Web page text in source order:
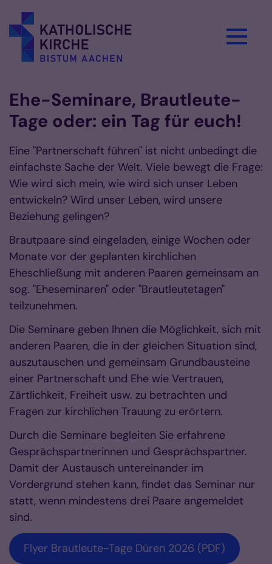
Ehe-Seminare, Brautleute-
Tage oder: ein Tag für euch!
Eine "Partnerschaft führen" ist nicht unbedingt die
einfachste Sache der Welt. Viele bewegt die Frage:
Wie wird sich mein, wie wird sich unser Leben
entwickeln? Wird unser Leben, wird unsere
Beziehung gelingen?
Brautpaare sind eingeladen, einige Wochen oder
Monate vor der geplanten kirchlichen
Eheschließung mit anderen Paaren gemeinsam an
sog. "Eheseminaren" oder "Brautleutetagen"
teilzunehmen.
Die Seminare geben Ihnen die Möglichkeit, sich mit
anderen Paaren, die in der gleichen Situation sind,
auszutauschen und gemeinsam Grundbausteine
einer Partnerschaft und Ehe wie Vertrauen,
Zärtlichkeit, Freiheit usw. zu betrachten und
Fragen zur kirchlichen Trauung zu erörtern.
Durch die Seminare begleiten Sie erfahrene
Gesprächspartnerinnen und Gesprächspartner.
Damit der Austausch untereinander im
Vordergrund stehen kann, findet das Seminar nur
statt, wenn mindestens drei Paare angemeldet
sind.
Flyer Brautleute-Tage Düren 2026 (PDF)